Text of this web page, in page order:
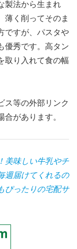
製法から生まれ
薄く削ってそのま
ですが、パスタや
優秀です。高タン
取り入れて食の幅
ス等の外部リンク
があります。
美味しい牛乳やチ
週届けてくれるの
ぴったりの宅配サ